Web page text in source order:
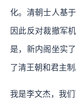
化。清朝士人基
因此反对裁撤军
是，新内阁坐实
了清王朝和君主制
我是李文杰，我们